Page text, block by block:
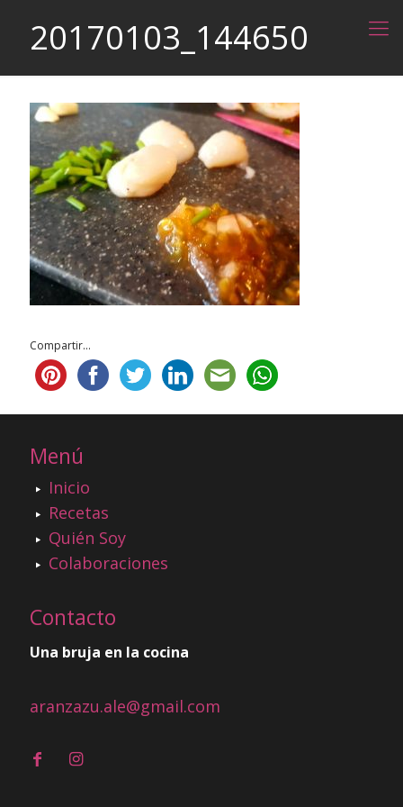
20170103_144650
Compartir...
Menú
Inicio
Recetas
Quién Soy
Colaboraciones
Contacto
Una bruja en la cocina
aranzazu.ale@gmail.com